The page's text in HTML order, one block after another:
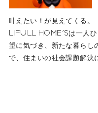
叶えたい！が見えてくる。
LIFULL HOME'Sは一人ひ
望に気づき、新たな暮らし
で、住まいの社会課題解決